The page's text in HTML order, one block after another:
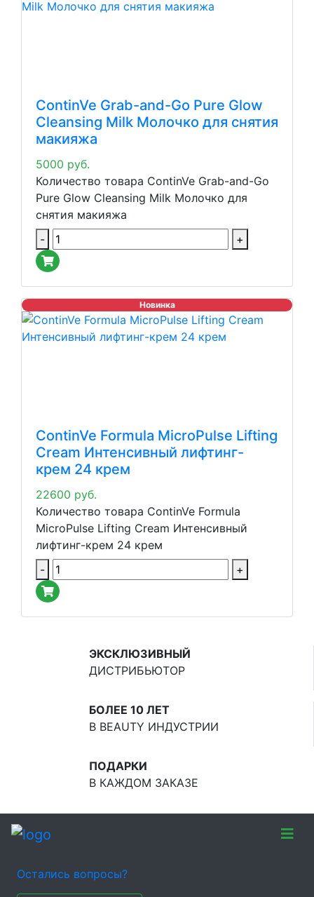
ContinVe Grab-and-Go Pure Glow
Cleansing Milk Молочко для снятия
макияжа
5000 руб.
Количество товара ContinVe Grab-and-Go
Pure Glow Cleansing Milk Молочко для
снятия макияжа
-
+
Новинка
ContinVe Formula MicroPulse Lifting
Cream Интенсивный лифтинг-
крем 24 крем
22600 руб.
Количество товара ContinVe Formula
MicroPulse Lifting Cream Интенсивный
лифтинг-крем 24 крем
-
+
ЭКСКЛЮЗИВНЫЙ
ДИСТРИБЬЮТОР
БОЛЕЕ 10 ЛЕТ
В BEAUTY ИНДУСТРИИ
ПОДАРКИ
В КАЖДОМ ЗАКАЗЕ
Остались вопросы?